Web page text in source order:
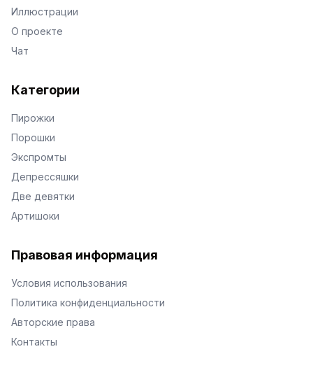
Иллюстрации
О проекте
Чат
Категории
Пирожки
Порошки
Экспромты
Депрессяшки
Две девятки
Артишоки
Правовая информация
Условия использования
Политика конфиденциальности
Авторские права
Контакты